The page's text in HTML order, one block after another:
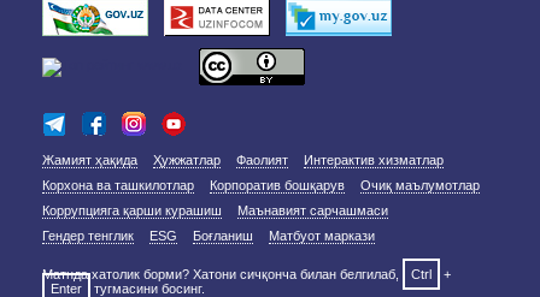
Жамият ҳақида Ҳужжатлар Фаолият
Интерактив хизматлар
Корхона ва ташкилотлар
Корпоратив бошқарув
Очиқ маълумотлар
Коррупцияга қарши курашиш
Маънавият сарчашмаси
Гендер тенглик
ESG Боғланиш Матбуот маркази
Матнда хатолик борми? Хатони сичқонча билан белгилаб, Ctrl
+
Enter
тугмасини босинг.